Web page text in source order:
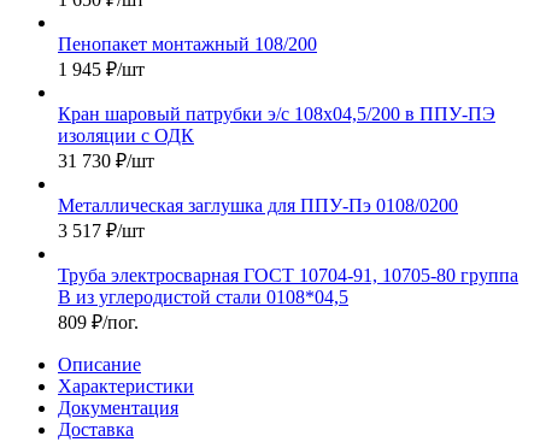
Пенопакет монтажный 108/200
1 945 ₽/шт
Кран шаровый патрубки э/с 108х04,5/200 в ППУ-ПЭ
изоляции с ОДК
31 730 ₽/шт
Металлическая заглушка для ППУ-Пэ 0108/0200
3 517 ₽/шт
Труба электросварная ГОСТ 10704-91, 10705-80 группа
В из углеродистой стали 0108*04,5
809 ₽/пог.
Описание
Характеристики
Документация
Доставка